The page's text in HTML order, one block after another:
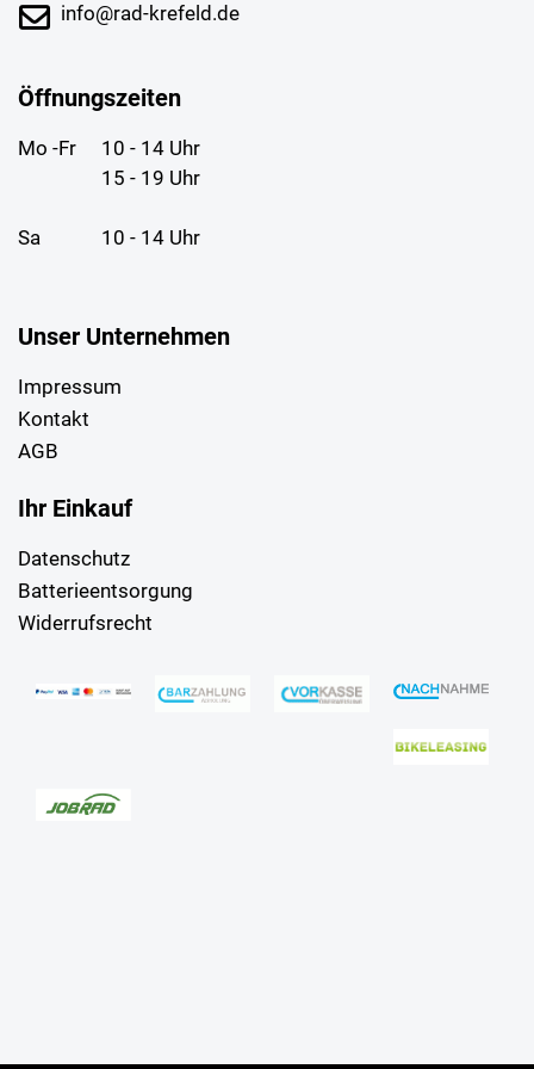
info@rad-krefeld.de
Öffnungszeiten
Mo -Fr
10 - 14 Uhr
15 - 19 Uhr
Sa 10 - 14 Uhr
Unser Unternehmen
Impressum
Kontakt
AGB
Ihr Einkauf
Datenschutz
Batterieentsorgung
Widerrufsrecht